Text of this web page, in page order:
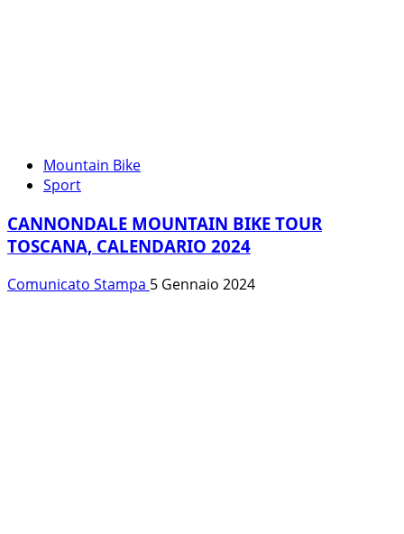
Mountain Bike
Sport
CANNONDALE MOUNTAIN BIKE TOUR
TOSCANA, CALENDARIO 2024
Comunicato Stampa 5 Gennaio 2024